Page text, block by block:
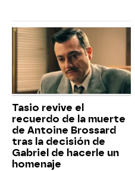
Tasio revive el
recuerdo de la muerte
de Antoine Brossard
tras la decisión de
Gabriel de hacerle un
homenaje